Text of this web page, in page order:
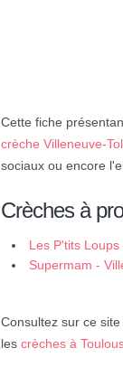
Cette fiche
crèche Villeneuve-
sociaux ou encore
Crèches à
Les P'tits
Supermam -
Consultez sur ce
les crèches à